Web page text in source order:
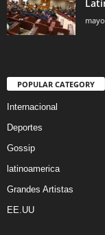
POPULAR CATEGORY
Internacional
Deportes
Gossip
latinoamerica
Grandes Artistas
EE.UU